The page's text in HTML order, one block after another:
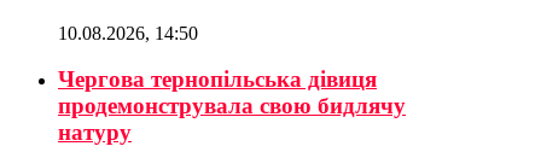
10.08.2026, 14:50
Чергова тернопільська дівиця
продемонструвала свою бидлячу
натуру